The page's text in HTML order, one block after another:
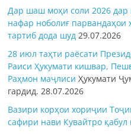
Дар шаш моҳи соли 2026 дар
нафар ноболиғ
тартиб дода шуд 29.07.2026
28 июл таҳти раёсати
Раиси Ҳукумати кишвар,
Раҳмон маҷлисиҲукумати
гардид.28.07.2026
Вазири корҳои хориҷии
сафири нави Кувайтро қабул